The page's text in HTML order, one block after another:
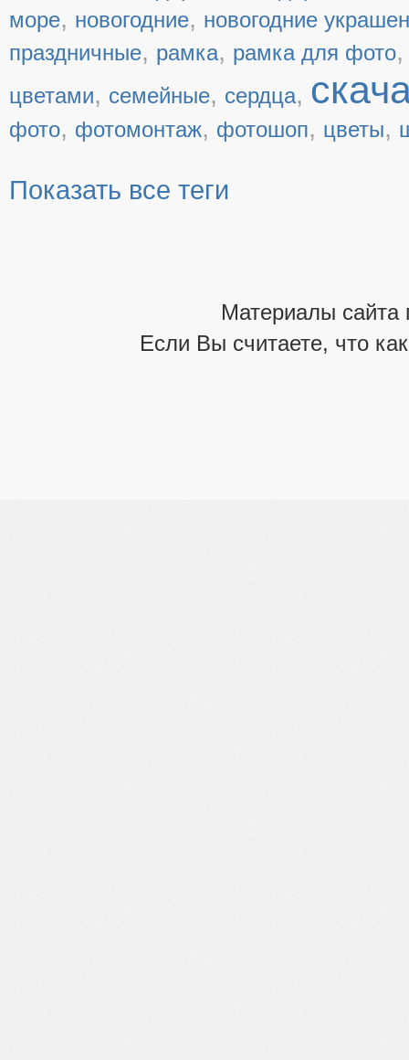
море, новогодние, новогодние
праздничные, рамка, рамка для фото
цветами, семейные, сердца,
фото, фотомонтаж, фотошоп, цветы,
Показать все теги
Материалы сайта
Если Вы считаете, что